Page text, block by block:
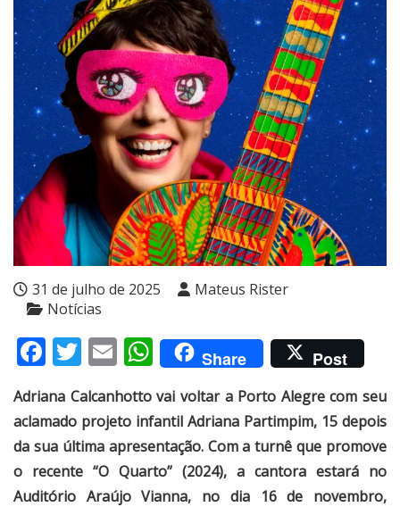
31 de julho de 2025
Mateus Rister
Notícias
Facebook
Twitter
EmailWhatsApp
Share Post
Adriana Calcanhotto vai voltar a Porto Alegre com seu
aclamado projeto infantil Adriana Partimpim, 15 depois
da sua última apresentação. Com a turnê que promove
o recente “O Quarto” (2024), a cantora estará no
Auditório Araújo Vianna, no dia 16 de novembro,